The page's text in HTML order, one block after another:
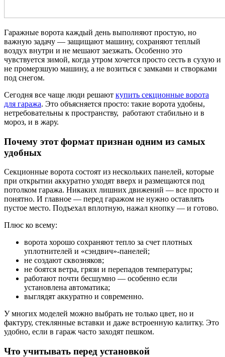
Гаражные ворота каждый день выполняют простую, но
важную задачу — защищают машину, сохраняют теплый
воздух внутри и не мешают заезжать. Особенно это
чувствуется зимой, когда утром хочется просто сесть в сухую и
не промерзшую машину, а не возиться с замками и створками
под снегом.
Сегодня все чаще люди решают купить секционные ворота
для гаража. Это объясняется просто: такие ворота удобны,
нетребовательны к пространству, работают стабильно и в
мороз, и в жару.
Почему этот формат признан одним из самых
удобных
Секционные ворота состоят из нескольких панелей, которые
при открытии аккуратно уходят вверх и размещаются под
потолком гаража. Никаких лишних движений — все просто и
понятно. И главное — перед гаражом не нужно оставлять
пустое место. Подъехал вплотную, нажал кнопку — и готово.
Плюс ко всему:
ворота хорошо сохраняют тепло за счет плотных
уплотнителей и «сэндвич»-панелей;
не создают сквозняков;
не боятся ветра, грязи и перепадов температуры;
работают почти бесшумно — особенно если
установлена автоматика;
выглядят аккуратно и современно.
У многих моделей можно выбрать не только цвет, но и
фактуру, стеклянные вставки и даже встроенную калитку. Это
удобно, если в гараж часто заходят пешком.
Что учитывать перед установкой